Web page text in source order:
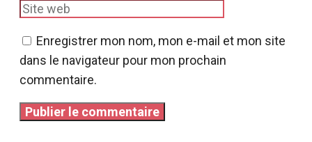
Enregistrer mon nom, mon e-mail et mon site
dans le navigateur pour mon prochain
commentaire.